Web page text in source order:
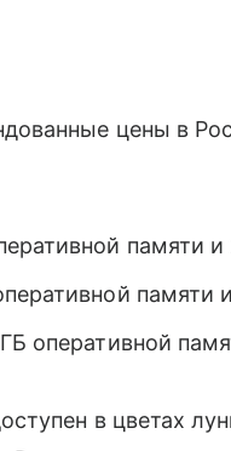
цены в
памяти
оперативной
в цветах